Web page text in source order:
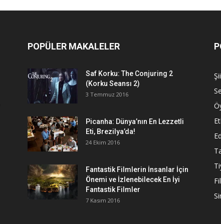
POPÜLER MAKALELER
Saf Korku: The Conjuring 2
(Korku Seansı 2)
3 Temmuz 2016
Picanha: Dünya’nın En Lezzetli
Eti, Brezilya’da!
24 Ekim 2016
Fantastik Filmlerin İnsanlar İçin
Önemi ve İzlenebilecek En İyi
Fantastik Filmler
7 Kasım 2016